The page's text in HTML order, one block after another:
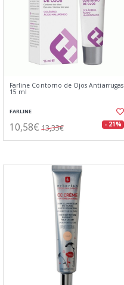
Farline Contorno de Ojos Antiarrugas
15 ml
FARLINE
10,58€ 13,33€ - 21%